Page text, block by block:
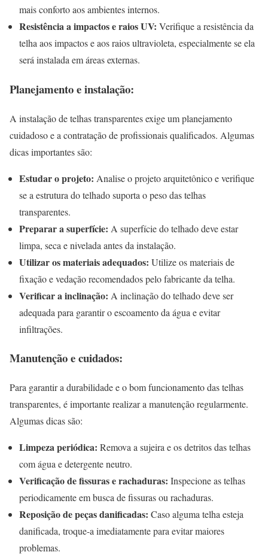
mais conforto aos ambientes internos.
Resistência a impactos e raios UV: Verifique a resistência da
telha aos impactos e aos raios ultravioleta, especialmente se ela
será instalada em áreas externas.
Planejamento e instalação:
A instalação de telhas transparentes exige um planejamento
cuidadoso e a contratação de profissionais qualificados. Algumas
dicas importantes são:
Estudar o projeto: Analise o projeto arquitetônico e verifique
se a estrutura do telhado suporta o peso das telhas
transparentes.
Preparar a superfície: A superfície do telhado deve estar
limpa, seca e nivelada antes da instalação.
Utilizar os materiais adequados: Utilize os materiais de
fixação e vedação recomendados pelo fabricante da telha.
Verificar a inclinação: A inclinação do telhado deve ser
adequada para garantir o escoamento da água e evitar
infiltrações.
Manutenção e cuidados:
Para garantir a durabilidade e o bom funcionamento das telhas
transparentes, é importante realizar a manutenção regularmente.
Algumas dicas são:
Limpeza periódica: Remova a sujeira e os detritos das telhas
com água e detergente neutro.
Verificação de fissuras e rachaduras: Inspecione as telhas
periodicamente em busca de fissuras ou rachaduras.
Reposição de peças danificadas: Caso alguma telha esteja
danificada, troque-a imediatamente para evitar maiores
problemas.